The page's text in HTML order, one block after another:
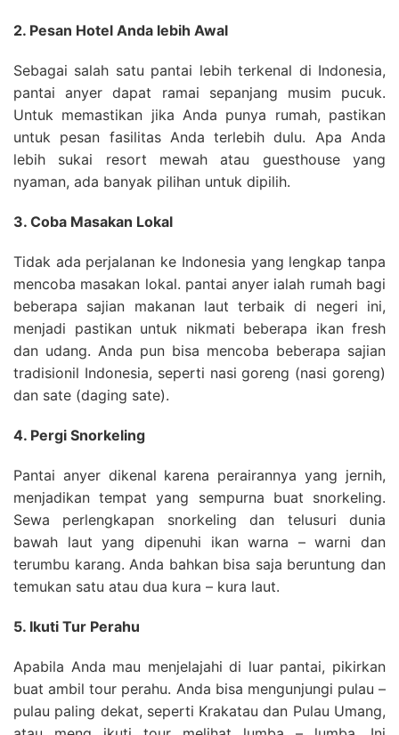
2. Pesan Hotel Anda lebih Awal
Sebagai salah satu pantai lebih terkenal di Indonesia,
pantai anyer dapat ramai sepanjang musim pucuk.
Untuk memastikan jika Anda punya rumah, pastikan
untuk pesan fasilitas Anda terlebih dulu. Apa Anda
lebih sukai resort mewah atau guesthouse yang
nyaman, ada banyak pilihan untuk dipilih.
3. Coba Masakan Lokal
Tidak ada perjalanan ke Indonesia yang lengkap tanpa
mencoba masakan lokal. pantai anyer ialah rumah bagi
beberapa sajian makanan laut terbaik di negeri ini,
menjadi pastikan untuk nikmati beberapa ikan fresh
dan udang. Anda pun bisa mencoba beberapa sajian
tradisionil Indonesia, seperti nasi goreng (nasi goreng)
dan sate (daging sate).
4. Pergi Snorkeling
Pantai anyer dikenal karena perairannya yang jernih,
menjadikan tempat yang sempurna buat snorkeling.
Sewa perlengkapan snorkeling dan telusuri dunia
bawah laut yang dipenuhi ikan warna – warni dan
terumbu karang. Anda bahkan bisa saja beruntung dan
temukan satu atau dua kura – kura laut.
5. Ikuti Tur Perahu
Apabila Anda mau menjelajahi di luar pantai, pikirkan
buat ambil tour perahu. Anda bisa mengunjungi pulau –
pulau paling dekat, seperti Krakatau dan Pulau Umang,